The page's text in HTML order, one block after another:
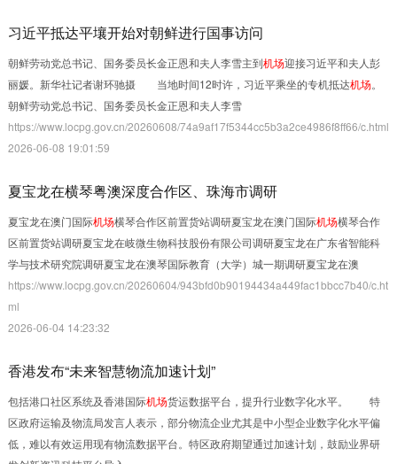
习近平抵达平壤开始对朝鲜进行国事访问
朝鲜劳动党总书记、国务委员长金正恩和夫人李雪主到机场迎接习近平和夫人彭
丽媛。新华社记者谢环驰摄 当地时间12时许，习近平乘坐的专机抵达机场。
朝鲜劳动党总书记、国务委员长金正恩和夫人李雪
https://www.locpg.gov.cn/20260608/74a9af17f5344cc5b3a2ce4986f8ff66/c.html
2026-06-08 19:01:59
夏宝龙在横琴粤澳深度合作区、珠海市调研
夏宝龙在澳门国际机场横琴合作区前置货站调研夏宝龙在澳门国际机场横琴合作
区前置货站调研夏宝龙在岐微生物科技股份有限公司调研夏宝龙在广东省智能科
学与技术研究院调研夏宝龙在澳琴国际教育（大学）城一期调研夏宝龙在澳
https://www.locpg.gov.cn/20260604/943bfd0b90194434a449fac1bbcc7b40/c.ht
ml
2026-06-04 14:23:32
香港发布“未来智慧物流加速计划”
包括港口社区系统及香港国际机场货运数据平台，提升行业数字化水平。 特
区政府运输及物流局发言人表示，部分物流企业尤其是中小型企业数字化水平偏
低，难以有效运用现有物流数据平台。特区政府期望通过加速计划，鼓励业界研